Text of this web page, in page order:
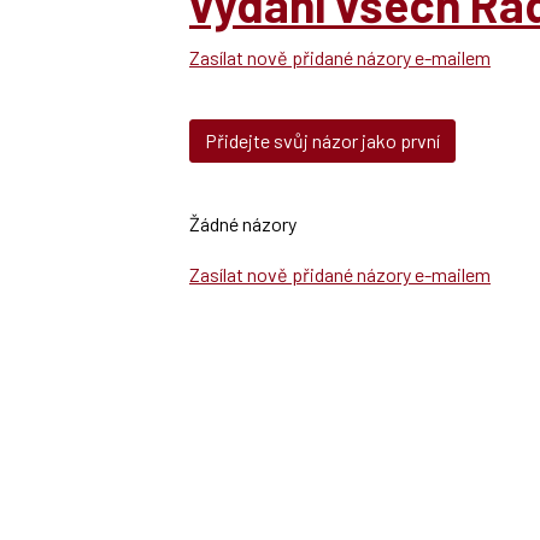
Zasílat nově přidané názory e-mailem
Přidejte svůj názor jako první
Žádné názory
Zasílat nově přidané názory e-mailem